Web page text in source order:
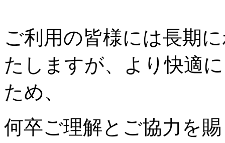
ご利用の皆様には長期
たしますが、より快適
ため、
何卒ご理解とご協力を